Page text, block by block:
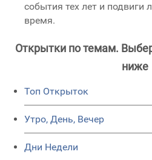
события тех лет и
время.
Открытки по темам.
ниже
Топ Открыток
Утро, День, Вечер
Дни Недели